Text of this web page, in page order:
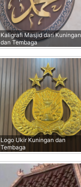
Kaligrafi Masjid dari Kuningan
dan Tembaga
Logo Ukir Kuningan dan
Tembaga